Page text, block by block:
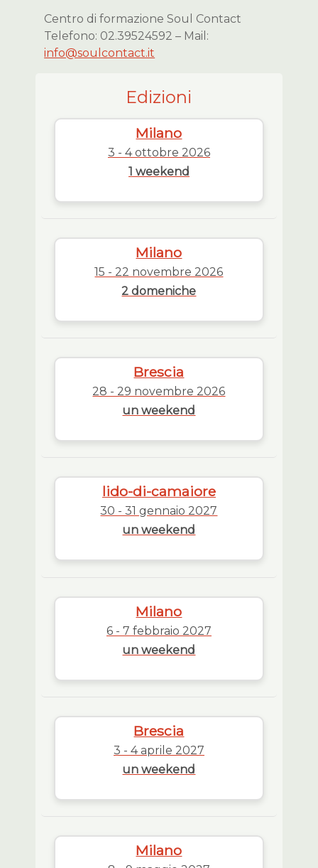
Centro di formazione Soul Contact
Telefono: 02.39524592 – Mail:
info@soulcontact.it
Edizioni
Milano
3 - 4 ottobre 2026
1 weekend
Milano
15 - 22 novembre 2026
2 domeniche
Brescia
28 - 29 novembre 2026
un weekend
lido-di-camaiore
30 - 31 gennaio 2027
un weekend
Milano
6 - 7 febbraio 2027
un weekend
Brescia
3 - 4 aprile 2027
un weekend
Milano